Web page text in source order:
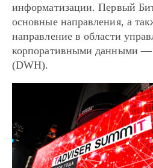
информатизации. Первый
основные направления, а
направление в области
корпоративными данными —
(DWH).